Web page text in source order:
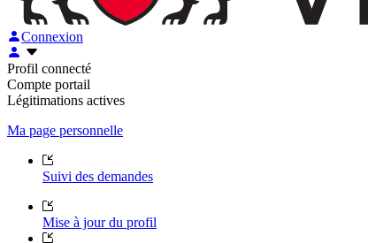
Connexion
Profil connecté
Compte portail
Légitimations actives
Ma page personnelle
Suivi des demandes
Mise à jour du profil